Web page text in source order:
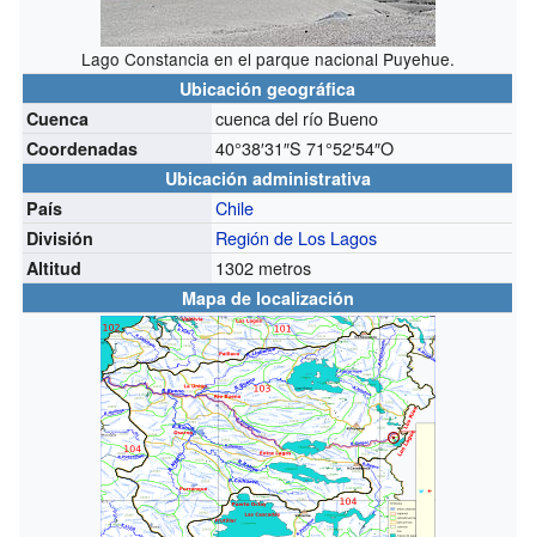
Lago Constancia en el parque nacional Puyehue.
Ubicación geográfica
Cuenca
cuenca del río Bueno
Coordenadas 40°38′31″S 71°52′54″O
Ubicación administrativa
País
Chile
División Región de Los Lagos
Altitud 1302 metros
Mapa de localización